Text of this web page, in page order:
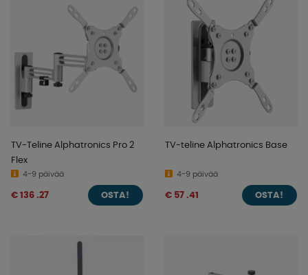
TV-Teline Alphatronics Pro 2
Flex
4-9 päivää
€ 136 .27 OSTA!
TV-teline Alphatronics Base
4-9 päivää
€ 57 .41 OSTA!